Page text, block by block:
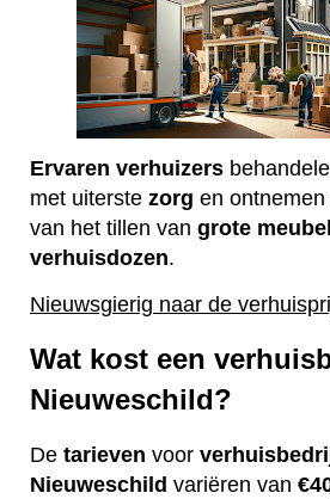
Ervaren verhuizers
met uiterste zorg en
van het tillen van grote
verhuisdozen.
Nieuwsgierig naar de
Wat kost een
Nieuweschild?
De tarieven voor
Nieuweschild variëren van